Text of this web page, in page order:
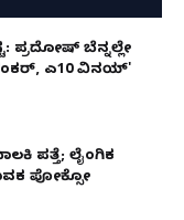
ಪ್ರದೋಷ್ ಬೆನ್ನಲ್ಲೇ
ಎ10 ವಿನಯ್'
ಪತ್ತೆ; ಲೈಂಗಿಕ
ಪೋಕ್ಸೋ